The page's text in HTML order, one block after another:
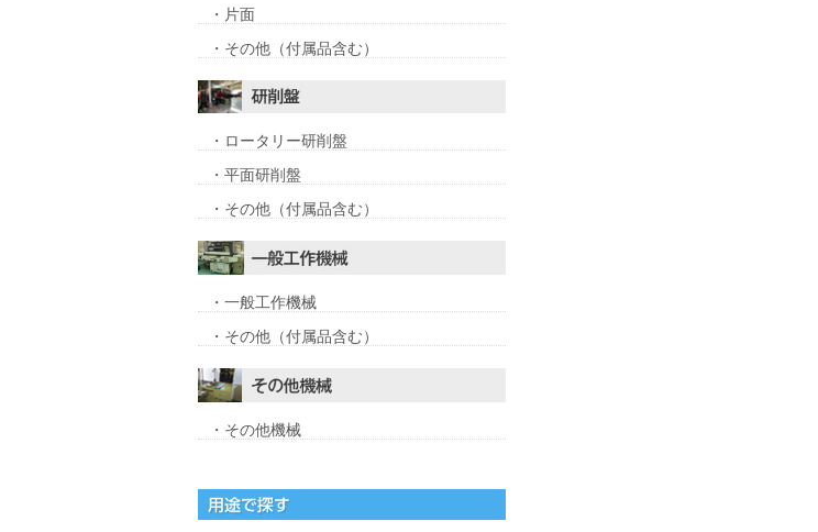
・片面
・その他（付属品含む）
・ロータリー研削盤
・平面研削盤
・その他（付属品含む）
・一般工作機械
・その他（付属品含む）
・その他機械